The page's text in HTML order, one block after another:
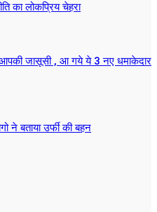
का लोकप्रिय चेहरा
जासूसी , आ गये ये 3 नए धमाकेदार
ने बताया उर्फी की बहन